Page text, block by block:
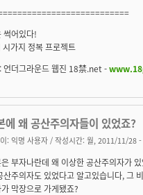
썩어있다!
가지 정복 프로젝트
언더그라운드 웹진 18禁.net -
에 왜 공산주의자들이 있었죠?
: 익명 사용자 / 작성시간: 월, 2011/11/28
은 부자나란데 왜 이상한 공산주의자가
산주의자도 있었다고 알고있습니다, 그
막장으로 가게됐죠?